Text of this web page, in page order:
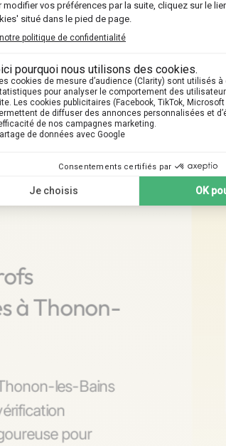
premier cours
pour planifier votre cours
à Thonon-
les-Bains
pour